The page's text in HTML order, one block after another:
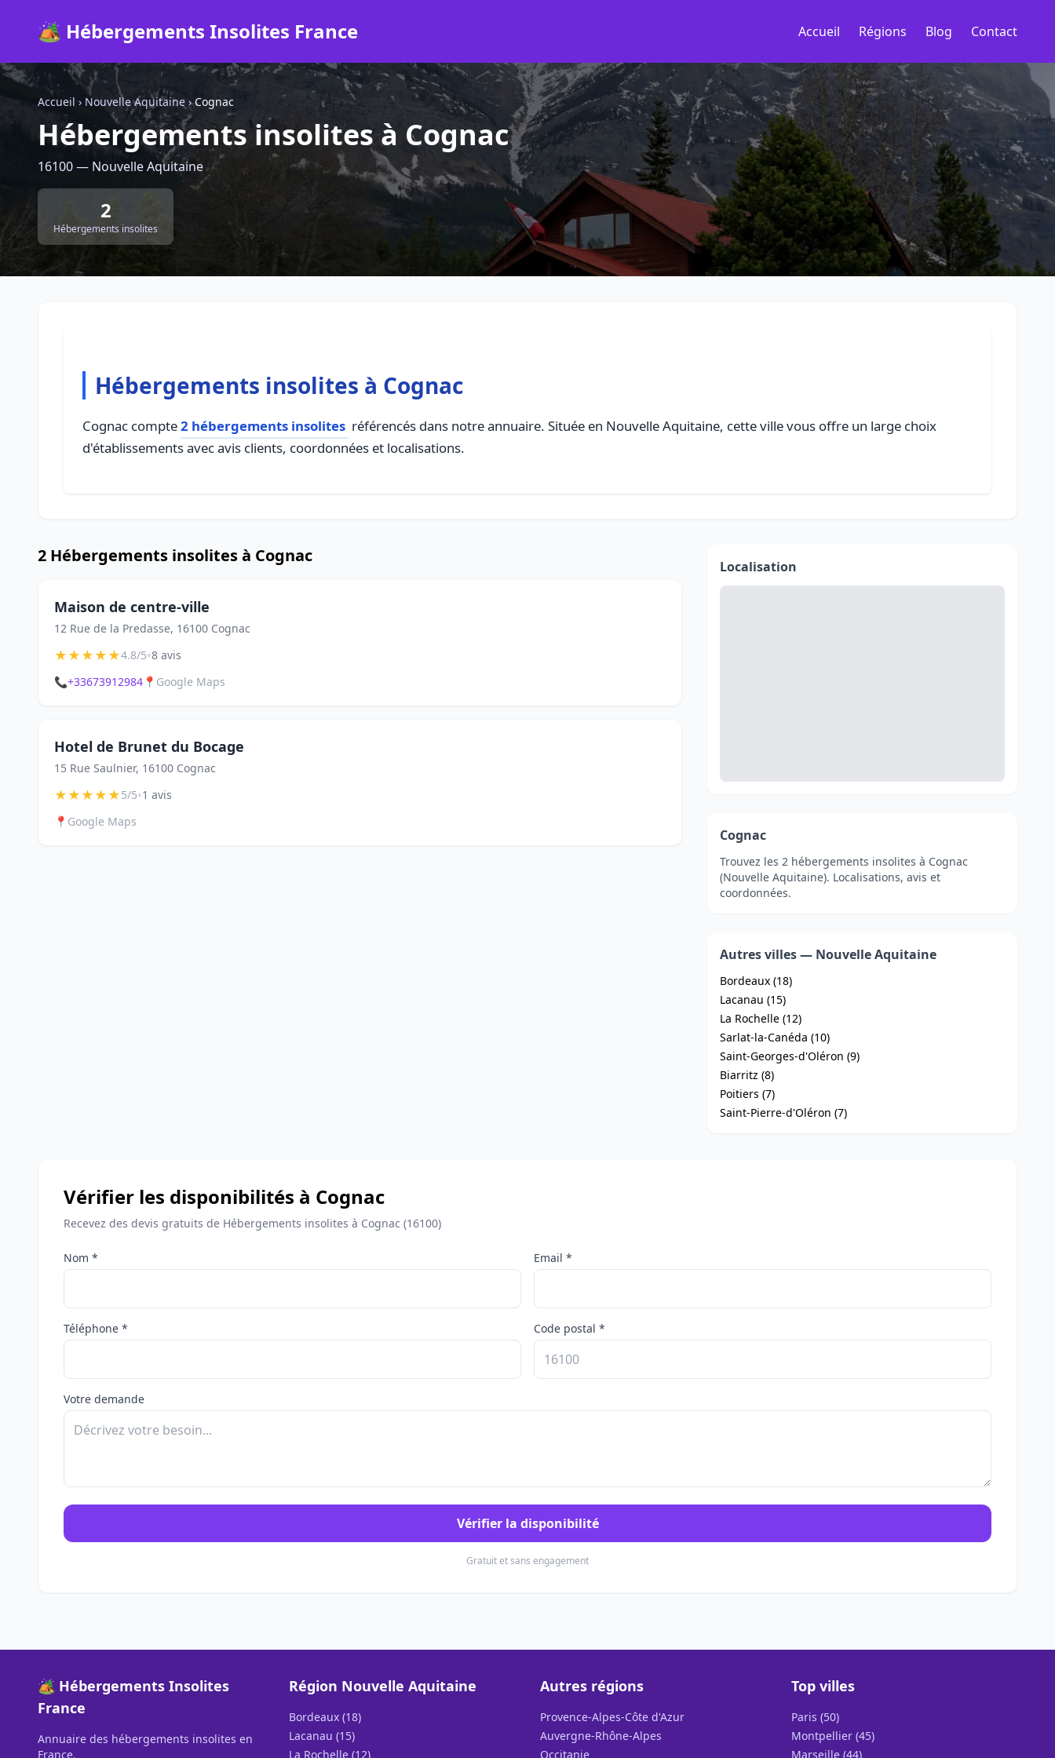
🏕️ Hébergements Insolites France Accueil Régions Blog Contact
Accueil › Nouvelle Aquitaine ›Cognac
Hébergements insolites à Cognac
16100 — Nouvelle Aquitaine
2
Hébergements insolites
Hébergements insolites à Cognac
Cognac compte2 hébergements insolites référencés dans notre annuaire. Située en Nouvelle Aquitaine, cette ville vous offre un large choix
d'établissements avec avis clients, coordonnées et localisations.
2 Hébergements insolites à Cognac
Maison de centre-ville
12 Rue de la Predasse, 16100 Cognac
★★★★★4.8/5•8 avis
📞+33673912984 📍 Google Maps
Hotel de Brunet du Bocage
15 Rue Saulnier, 16100 Cognac
★★★★★5/5•1 avis
📍 Google Maps
Localisation
Cognac
Trouvez les 2 hébergements insolites à Cognac
(Nouvelle Aquitaine). Localisations, avis et
coordonnées.
Autres villes — Nouvelle Aquitaine
Bordeaux (18)
Lacanau (15)
La Rochelle (12)
Sarlat-la-Canéda (10)
Saint-Georges-d'Oléron (9)
Biarritz (8)
Poitiers (7)
Saint-Pierre-d'Oléron (7)
Vérifier les disponibilités à Cognac
Recevez des devis gratuits de Hébergements insolites à Cognac (16100)
Nom * Email *
Téléphone * Code postal *
Votre demande
Vérifier la disponibilité
Gratuit et sans engagement
🏕️ Hébergements Insolites
France
Annuaire des hébergements insolites en
France.
Région Nouvelle Aquitaine
Bordeaux (18)
Lacanau (15)
La Rochelle (12)
Autres régions
Provence-Alpes-Côte d'Azur
Auvergne-Rhône-Alpes
Occitanie
Top villes
Paris (50)
Montpellier (45)
Marseille (44)